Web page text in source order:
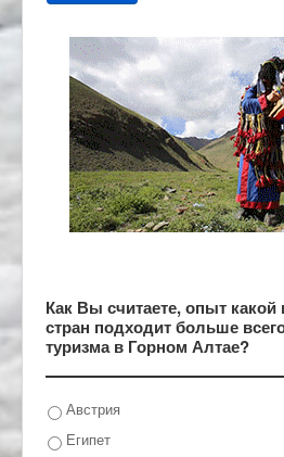
Как Вы считаете, опыт
стран подходит больше
туризма в Горном Алтае?
Австрия
Египет